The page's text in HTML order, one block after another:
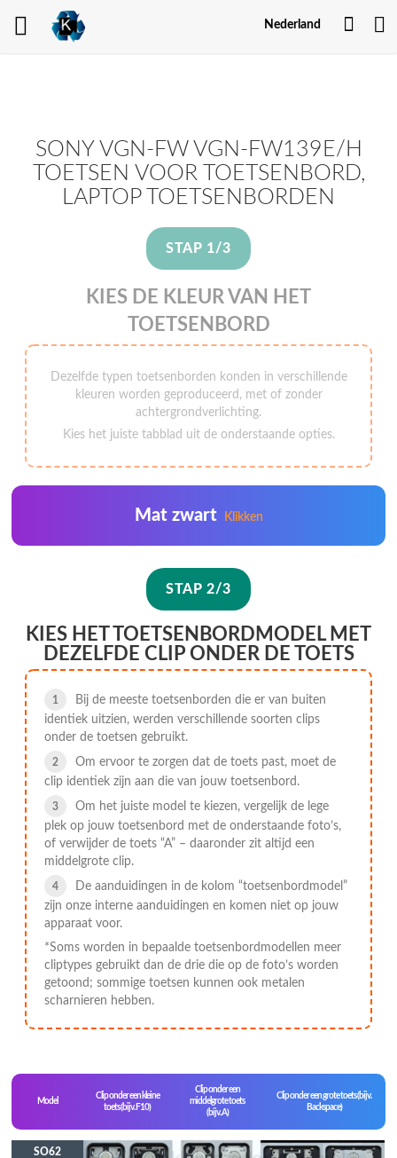
Nederland
Mijn
SONY VGN-FW VGN-FW139E/H
TOETSEN VOOR TOETSENBORD,
LAPTOP TOETSENBORDEN
STAP 1/3
KIES DE KLEUR VAN HET
TOETSENBORD
Dezelfde typen toetsenborden konden in verschillende
kleuren worden geproduceerd, met of zonder
achtergrondverlichting.
Kies het juiste tabblad uit de onderstaande opties.
Mat zwart Klikken
STAP 2/3
KIES HET TOETSENBORDMODEL MET
DEZELFDE CLIP ONDER DE TOETS
Bij de meeste toetsenborden die er van buiten
identiek uitzien, werden verschillende soorten clips
onder de toetsen gebruikt.
Om ervoor te zorgen dat de toets past, moet de
clip identiek zijn aan die van jouw toetsenbord.
Om het juiste model te kiezen, vergelijk de lege
plek op jouw toetsenbord met de onderstaande foto’s,
of verwijder de toets “A” – daaronder zit altijd een
middelgrote clip.
De aanduidingen in de kolom “toetsenbordmodel”
zijn onze interne aanduidingen en komen niet op jouw
apparaat voor.
*Soms worden in bepaalde toetsenbordmodellen meer
cliptypes gebruikt dan de drie die op de foto’s worden
getoond; sommige toetsen kunnen ook metalen
scharnieren hebben.
Model
Clip onder een kleine
toets (bijv. F10)
Clip onder een
middelgrote toets
(bijv. A)
Clip onder een grote toets (bijv.
Backspace)
SO62